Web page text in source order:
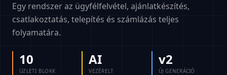
Egy rendszer az ügyfélfelvétel, ajánlatkészítés,
csatlakoztatás, telepítés és számlázás teljes
folyamatára.
10
ÜZLETI BLOKK
AI
VEZÉRELT
v2
ÚJ GENERÁCIÓ